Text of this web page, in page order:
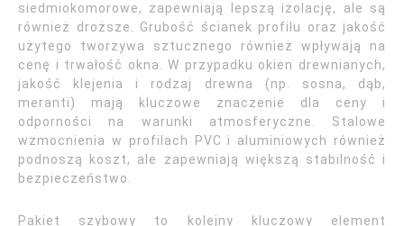
siedmiokomorowe, zapewniają lepszą izolację, ale są
również droższe. Grubość ścianek profilu oraz jakość
użytego tworzywa sztucznego również wpływają na
cenę i trwałość okna. W przypadku okien drewnianych,
jakość klejenia i rodzaj drewna (np. sosna, dąb,
meranti) mają kluczowe znaczenie dla ceny i
odporności na warunki atmosferyczne. Stalowe
wzmocnienia w profilach PVC i aluminiowych również
podnoszą koszt, ale zapewniają większą stabilność i
bezpieczeństwo.
Pakiet szybowy to kolejny kluczowy element